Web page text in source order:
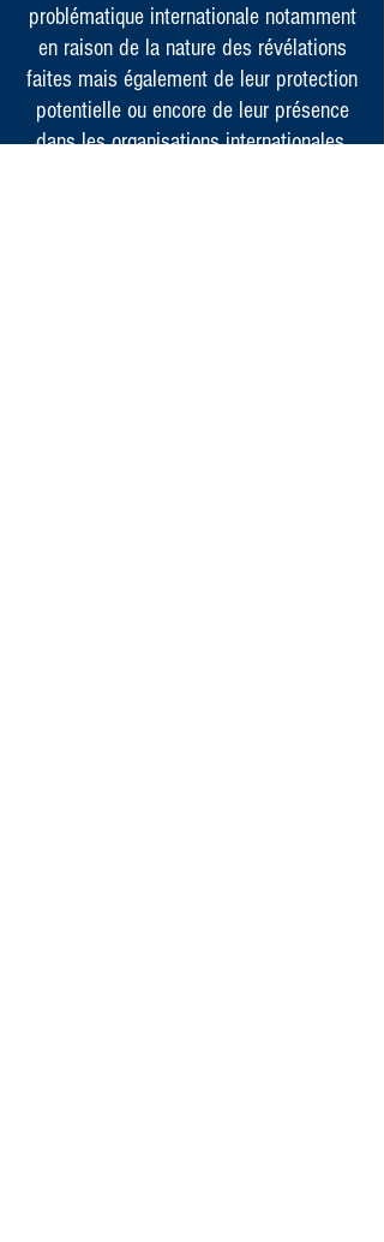
problématique internationale notamment
en raison de la nature des révélations
faites mais également de leur protection
potentielle ou encore de leur présence
dans les organisations internationales.